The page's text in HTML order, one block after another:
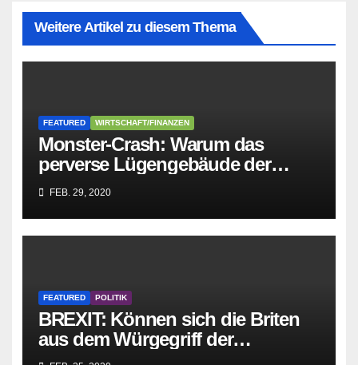
Weitere Artikel zu diesem Thema
FEATURED WIRTSCHAFT/FINANZEN
Monster-Crash: Warum das
perverse Lügengebäude der
Sozialisten in sich
zusammenbricht!
FEB. 29, 2020
FEATURED POLITIK
BREXIT: Können sich die Briten
aus dem Würgegriff der
parasitären EU-Mafia befreien?